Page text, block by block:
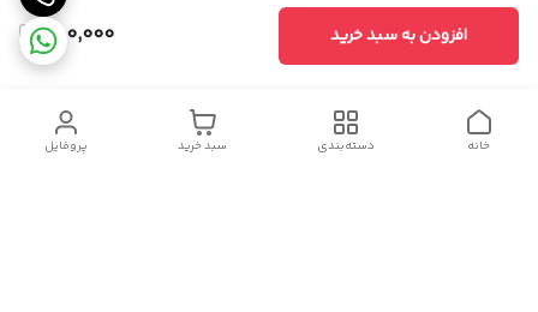
750,000 افزودن به سبد خرید
پروفایل سبد خرید دسته‌بندی خانه